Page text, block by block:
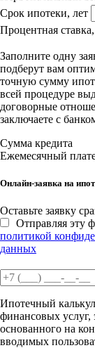
Срок ипотеки, лет
Процентная
Заполните одну
подберут вам
точную сумму
всей процедуре
договорные
заключаете с
Сумма кредита
Ежемесячный
Онлайн-заявка на
Оставьте заявку
Отправляя эту
политикой
данных
Ипотечный
финансовых услуг,
основанного на
вводимых